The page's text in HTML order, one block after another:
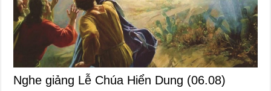
Nghe giảng Lễ Chúa Hiển Dung (06.08)